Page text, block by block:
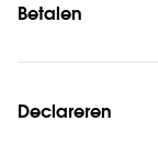
Betalen
Declareren